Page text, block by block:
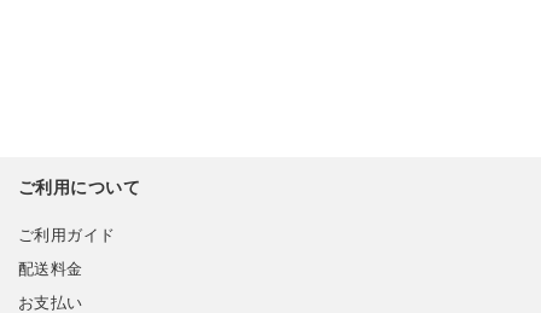
ご利用について
ご利用ガイド
配送料金
お支払い